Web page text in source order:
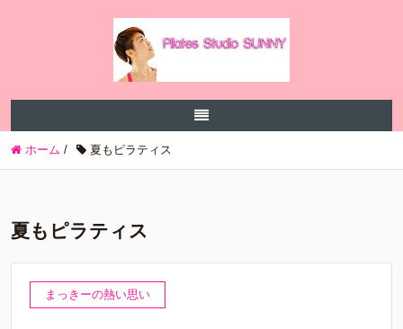
ホーム / 夏もピラティス
夏もピラティス
まっきーの熱い思い